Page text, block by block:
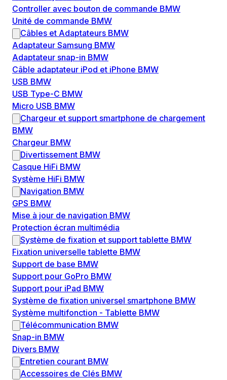
Controller avec bouton de commande BMW
Unité de commande BMW
Câbles et Adaptateurs BMW
Adaptateur Samsung BMW
Adaptateur snap-in BMW
Câble adaptateur iPod et iPhone BMW
USB BMW
USB Type-C BMW
Micro USB BMW
Chargeur et support smartphone de chargement
BMW
Chargeur BMW
Divertissement BMW
Casque HiFi BMW
Système HiFi BMW
Navigation BMW
GPS BMW
Mise à jour de navigation BMW
Protection écran multimédia
Système de fixation et support tablette BMW
Fixation universelle tablette BMW
Support de base BMW
Support pour GoPro BMW
Support pour iPad BMW
Système de fixation universel smartphone BMW
Système multifonction - Tablette BMW
Télécommunication BMW
Snap-in BMW
Divers BMW
Entretien courant BMW
Accessoires de Clés BMW